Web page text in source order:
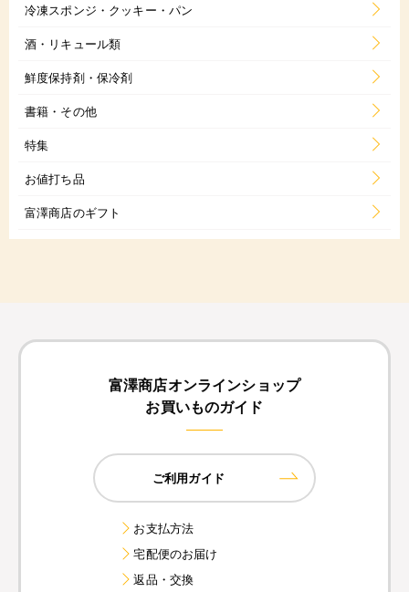
冷凍スポンジ・クッキー・パン
酒・リキュール類
鮮度保持剤・保冷剤
書籍・その他
特集
お値打ち品
富澤商店のギフト
富澤商店オンラインショップ
お買いものガイド
ご利用ガイド
お支払方法
宅配便のお届け
返品・交換